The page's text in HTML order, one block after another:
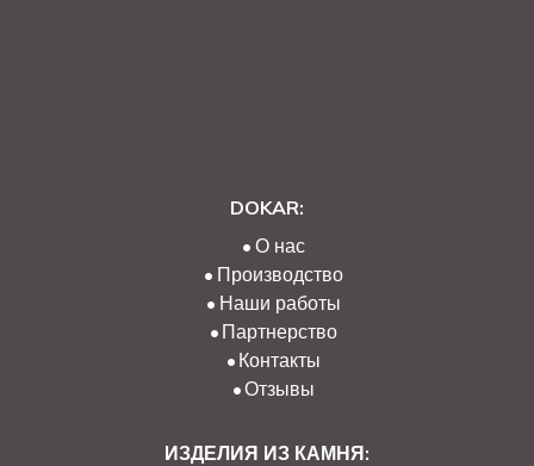
DOKAR:
О нас
Производство
Наши работы
Партнерство
Контакты
Отзывы
ИЗДЕЛИЯ ИЗ КАМНЯ: